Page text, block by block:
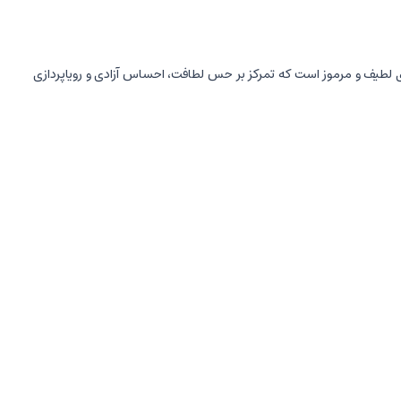
با رایحه های لطیف و مرموز است که تمرکز بر حس لطافت، احساس آزادی و رویاپردازی